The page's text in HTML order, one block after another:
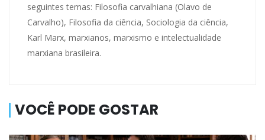
seguintes temas: Filosofia carvalhiana (Olavo de
Carvalho), Filosofia da ciência, Sociologia da ciência,
Karl Marx, marxianos, marxismo e intelectualidade
marxiana brasileira.
VOCÊ PODE GOSTAR